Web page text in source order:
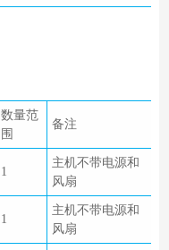
数量范
围
备注
1
主机不带电源和
风扇
1
主机不带电源和
风扇